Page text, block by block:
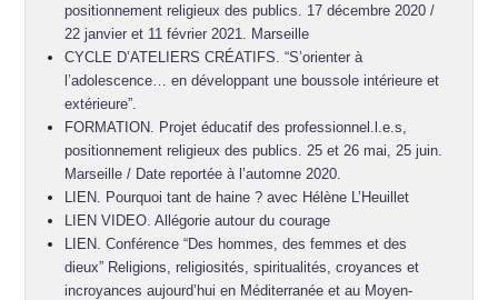
positionnement religieux des publics. 17 décembre 2020 /
22 janvier et 11 février 2021. Marseille
CYCLE D’ATELIERS CRÉATIFS. “S’orienter à
l’adolescence… en développant une boussole intérieure et
extérieure”.
FORMATION. Projet éducatif des professionnel.l.e.s,
positionnement religieux des publics. 25 et 26 mai, 25 juin.
Marseille / Date reportée à l’automne 2020.
LIEN. Pourquoi tant de haine ? avec Hélène L’Heuillet
LIEN VIDEO. Allégorie autour du courage
LIEN. Conférence “Des hommes, des femmes et des
dieux” Religions, religiosités, spiritualités, croyances et
incroyances aujourd’hui en Méditerranée et au Moyen-